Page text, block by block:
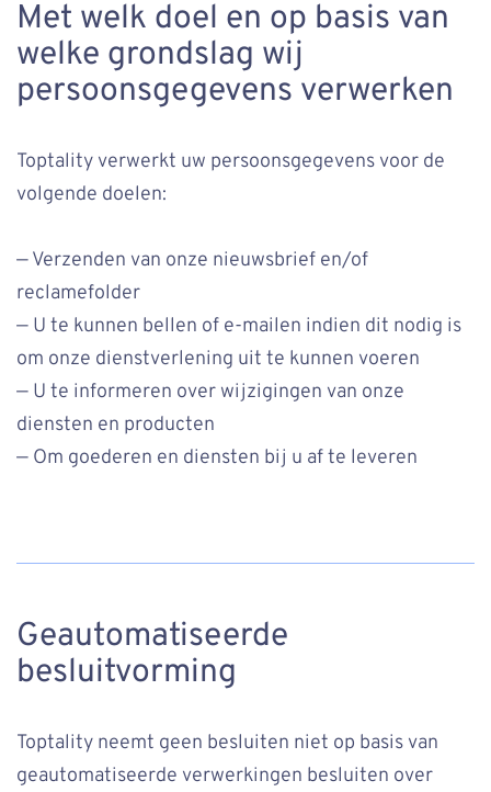
Met welk doel en op basis van
welke grondslag wij
persoonsgegevens verwerken
Toptality verwerkt uw persoonsgegevens voor de
volgende doelen:
— Verzenden van onze nieuwsbrief en/of
reclamefolder
— U te kunnen bellen of e-mailen indien dit nodig is
om onze dienstverlening uit te kunnen voeren
— U te informeren over wijzigingen van onze
diensten en producten
— Om goederen en diensten bij u af te leveren
Geautomatiseerde
besluitvorming
Toptality neemt geen besluiten niet op basis van
geautomatiseerde verwerkingen besluiten over